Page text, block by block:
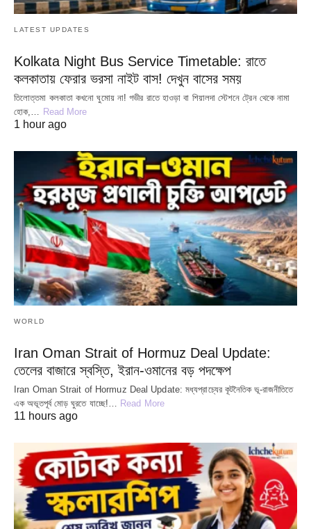
LATEST UPDATES
Kolkata Night Bus Service Timetable: রাতে
কলকাতায় ফেরার ভরসা নাইট বাস! দেখুন বাসের সময়
তিলোত্তমা কলকাতা কখনো ঘুমোয় না! গভীর রাতে হাওড়া বা শিয়ালদা স্টেশনে ট্রেন থেকে নামা
হোক,… Read More
1 hour ago
WORLD
Iran Oman Strait of Hormuz Deal Update:
তেলের বাজারে স্বস্তি, ইরান-ওমানের বড় পদক্ষেপ
Iran Oman Strait of Hormuz Deal Update: মধ্যপ্রাচ্যের কূটনৈতিক ভূ-রাজনীতিতে
এক অভূতপূর্ব মোড় ঘুরতে যাচ্ছে!…
Read More
11 hours ago